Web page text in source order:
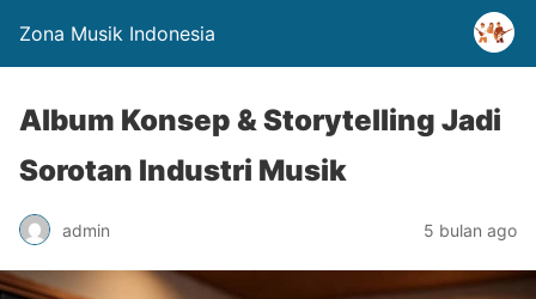
Zona Musik Indonesia
Album Konsep & Storytelling Jadi
Sorotan Industri Musik
admin 5 bulan ago